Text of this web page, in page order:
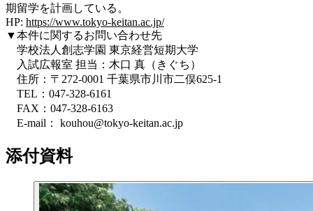
期留学を計画している。
HP: https://www.tokyo-keitan.ac.jp/
▼本件に関するお問い合わせ先
学校法人創志学園 東京経営短期大学
入試広報室 担当：木口 真（きぐち）
住所：〒272-0001 千葉県市川市二俣625-1
TEL：047-328-6161
FAX：047-328-6163
E-mail： kouhou@tokyo-keitan.ac.jp
添付資料